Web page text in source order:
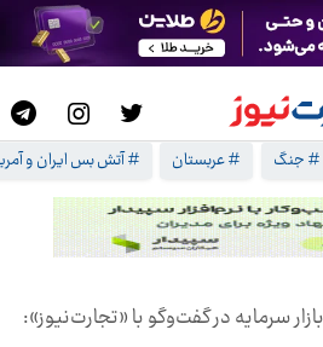
# جنگ # عربستان # آتش بس ایران و
سرمایه در گفت‌وگو با «تجارت‌نیوز»: